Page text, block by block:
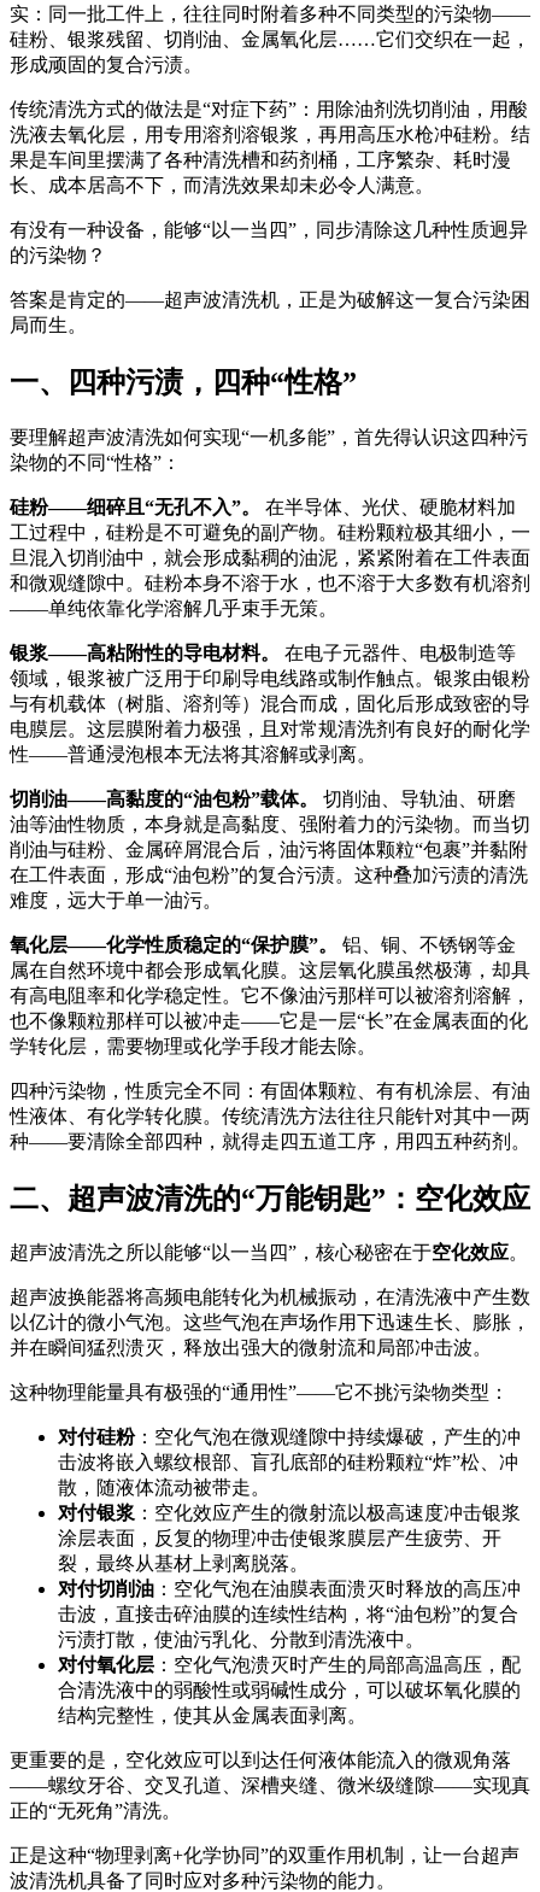
实：同一批工件上，往往同时附着多种不同类型的污染物——
硅粉、银浆残留、切削油、金属氧化层……它们交织在一起，
形成顽固的复合污渍。
传统清洗方式的做法是“对症下药”：用除油剂洗切削油，用酸
洗液去氧化层，用专用溶剂溶银浆，再用高压水枪冲硅粉。结
果是车间里摆满了各种清洗槽和药剂桶，工序繁杂、耗时漫
长、成本居高不下，而清洗效果却未必令人满意。
有没有一种设备，能够“以一当四”，同步清除这几种性质迥异
的污染物？
答案是肯定的——超声波清洗机，正是为破解这一复合污染困
局而生。
一、四种污渍，四种“性格”
要理解超声波清洗如何实现“一机多能”，首先得认识这四种污
染物的不同“性格”：
硅粉——细碎且“无孔不入”。
在半导体、光伏、硬脆材料加
工过程中，硅粉是不可避免的副产物。硅粉颗粒极其细小，一
旦混入切削油中，就会形成黏稠的油泥，紧紧附着在工件表面
和微观缝隙中 。硅粉本身不溶于水，也不溶于大多数有机溶剂
——单纯依靠化学溶解几乎束手无策。
银浆——高粘附性的导电材料。
在电子元器件、电极制造等
领域，银浆被广泛用于印刷导电线路或制作触点。银浆由银粉
与有机载体（树脂、溶剂等）混合而成，固化后形成致密的导
电膜层。这层膜附着力极强，且对常规清洗剂有良好的耐化学
性——普通浸泡根本无法将其溶解或剥离。
切削油——高黏度的“油包粉”载体。
切削油、导轨油、研磨
油等油性物质，本身就是高黏度、强附着力的污染物。而当切
削油与硅粉、金属碎屑混合后，油污将固体颗粒“包裹”并黏附
在工件表面，形成“油包粉”的复合污渍。这种叠加污渍的清洗
难度，远大于单一油污。
氧化层——化学性质稳定的“保护膜”。
铝、铜、不锈钢等金
属在自然环境中都会形成氧化膜。这层氧化膜虽然极薄，却具
有高电阻率和化学稳定性。它不像油污那样可以被溶剂溶解，
也不像颗粒那样可以被冲走——它是一层“长”在金属表面的化
学转化层，需要物理或化学手段才能去除。
四种污染物，性质完全不同：有固体颗粒、有有机涂层、有油
性液体、有化学转化膜。传统清洗方法往往只能针对其中一两
种——要清除全部四种，就得走四五道工序，用四五种药剂。
二、超声波清洗的“万能钥匙”：空化效应
超声波清洗之所以能够“以一当四”，核心秘密在于空化效应。
超声波换能器将高频电能转化为机械振动，在清洗液中产生数
以亿计的微小气泡。这些气泡在声场作用下迅速生长、膨胀，
并在瞬间猛烈溃灭，释放出强大的微射流和局部冲击波。
这种物理能量具有极强的“通用性”——它不挑污染物类型：
对付硅粉：空化气泡在微观缝隙中持续爆破，产生的冲
击波将嵌入螺纹根部、盲孔底部的硅粉颗粒“炸”松、冲
散，随液体流动被带走。
对付银浆 ：空化效应产生的微射流以极高速度冲击银浆
涂层表面，反复的物理冲击使银浆膜层产生疲劳、开
裂，最终从基材上剥离脱落。
对付切削油 ：空化气泡在油膜表面溃灭时释放的高压冲
击波，直接击碎油膜的连续性结构，将“油包粉”的复合
污渍打散，使油污乳化、分散到清洗液中。
对付氧化层 ：空化气泡溃灭时产生的局部高温高压，配
合清洗液中的弱酸性或弱碱性成分，可以破坏氧化膜的
结构完整性，使其从金属表面剥离。
更重要的是，空化效应可以到达任何液体能流入的微观角落
——螺纹牙谷、交叉孔道、深槽夹缝、微米级缝隙——实现真
正的“无死角”清洗。
正是这种“物理剥离+化学协同”的双重作用机制，让一台超声
波清洗机具备了同时应对多种污染物的能力。